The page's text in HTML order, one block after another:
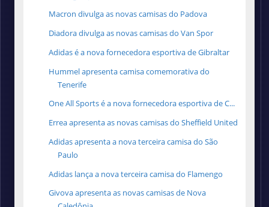
Macron divulga as novas camisas do Padova
Diadora divulga as novas camisas do Van Spor
Adidas é a nova fornecedora esportiva de Gibraltar
Hummel apresenta camisa comemorativa do
Tenerife
One All Sports é a nova fornecedora esportiva de C...
Errea apresenta as novas camisas do Sheffield United
Adidas apresenta a nova terceira camisa do São
Paulo
Adidas lança a nova terceira camisa do Flamengo
Givova apresenta as novas camisas de Nova